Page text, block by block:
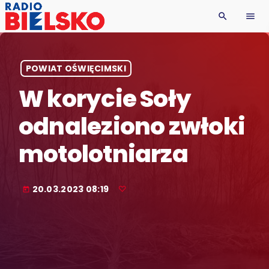
search menu
POWIAT OŚWIĘCIMSKI
W korycie Soły
odnaleziono zwłoki
motolotniarza
today 20.03.2023 08:19